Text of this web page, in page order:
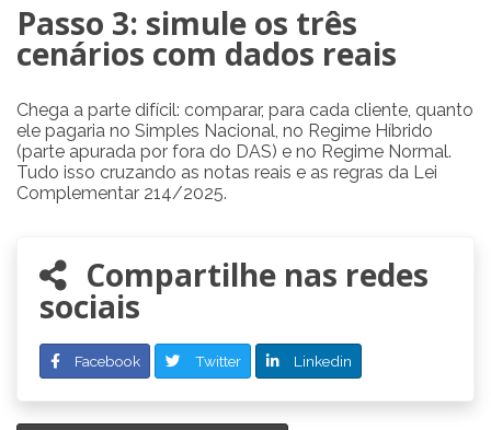
Passo 3: simule os três
cenários com dados reais
Chega a parte difícil: comparar, para cada cliente, quanto
ele pagaria no Simples Nacional, no Regime Híbrido
(parte apurada por fora do DAS) e no Regime Normal.
Tudo isso cruzando as notas reais e as regras da Lei
Complementar 214/2025.
Compartilhe nas redes
sociais
Facebook Twitter Linkedin